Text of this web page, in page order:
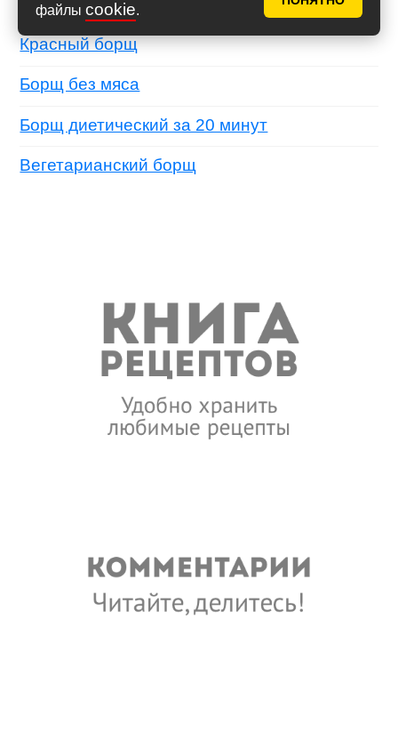
файлы cookie.
Красный борщ
Борщ без мяса
Борщ диетический за 20 минут
Вегетарианский борщ